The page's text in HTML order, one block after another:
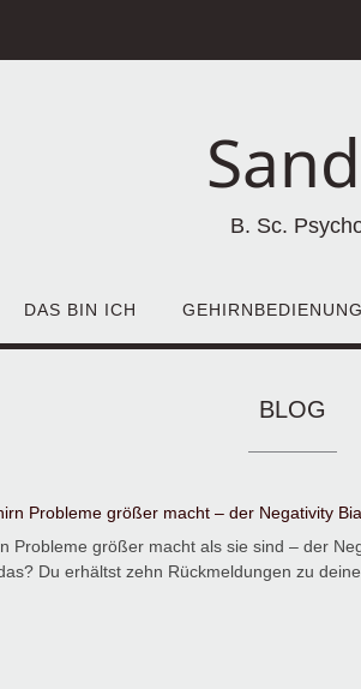
B. Sc.
DAS BIN ICH
BLOG
Probleme größer macht – der Negativity
Probleme größer macht als sie sind – der
Du erhältst zehn Rückmeldungen zu